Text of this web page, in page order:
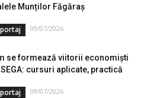
Munților Făgăraș
09/07/2026
se formează viitorii economiști
cursuri aplicate, practică
09/07/2026